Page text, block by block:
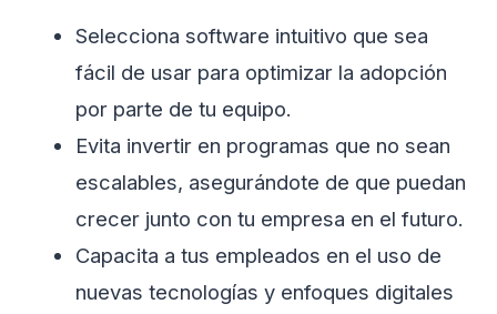
Selecciona software intuitivo que sea
fácil de usar para optimizar la adopción
por parte de tu equipo.
Evita invertir en programas que no sean
escalables, asegurándote de que puedan
crecer junto con tu empresa en el futuro.
Capacita a tus empleados en el uso de
nuevas tecnologías y enfoques digitales